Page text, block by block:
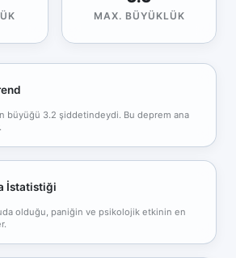
MAX. BÜYÜKLÜK
büyüğü 3.2 şiddetindeydi. Bu deprem ana
İstatistiği
olduğu, paniğin ve psikolojik etkinin en